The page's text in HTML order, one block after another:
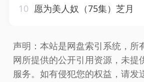
10 愿为美人奴（75集）芝月
声明：本站是网盘索引系统，所
网所提供的公开引用资源，未提
服务。如有侵犯您的权益，请发